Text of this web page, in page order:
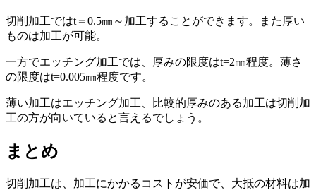
切削加工ではt＝0.5㎜～加工することができます。また厚い
ものは加工が可能。
一方でエッチング加工では、厚みの限度はt=2㎜程度。薄さ
の限度はt=0.005㎜程度です。
薄い加工はエッチング加工、比較的厚みのある加工は切削加
工の方が向いている と言えるでしょう。
まとめ
切削加工は、 加工にかかるコストが安価で、大抵の材料は加